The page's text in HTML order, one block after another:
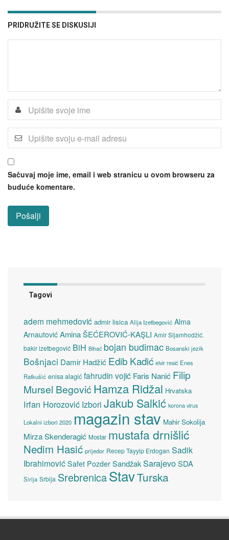
PRIDRUŽITE SE DISKUSIJI
Sačuvaj moje ime, email i web stranicu u ovom browseru za
buduće komentare.
Tagovi
adem mehmedović admir lisica Alija Izetbegović Alma
Arnautović Amina ŠEĆEROVIĆ-KAŞLI Amir Sijamhodžić.
bakir izetbegović BiH Bihać bojan budimac Bosanski jezik
Bošnjaci Damir Hadžić Edib Kadić elvir resić Enes
Ratkušić enisa alagić fahrudin vojić Faris Nanić Filip
Mursel Begović Hamza Ridžal Hrvatska
Irfan Horozović Izbori Jakub Salkić korona virus
Lokalni izbori 2020 magazin stav Mahir Sokolija
Mirza Skenderagić Mostar mustafa drnišlić
Nedim Hasić prijedor Recep Tayyip Erdogan Sadik
Ibrahimović Safet Pozder SandžakSarajevoSDA
Sirija Srbija SrebrenicaStavTurska